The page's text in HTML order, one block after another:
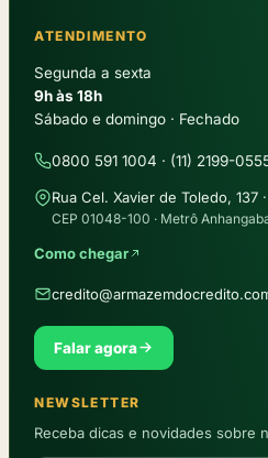
ATENDIMENTO
Segunda a sexta
9h às 18h
Sábado e domingo · Fechado
0800 591 1004 · (11) 2199-
Rua Cel. Xavier de Toledo, 137
CEP 01048-100 · Metrô
Como chegar
Falar agora
NEWSLETTER
Receba dicas e novidades sobre